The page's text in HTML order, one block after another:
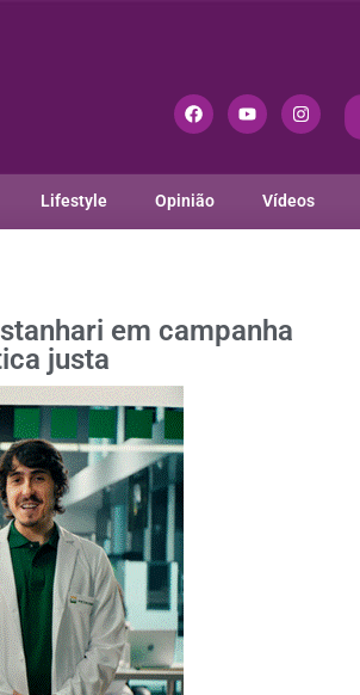
Lifestyle Opinião Vídeos
em campanha
justa